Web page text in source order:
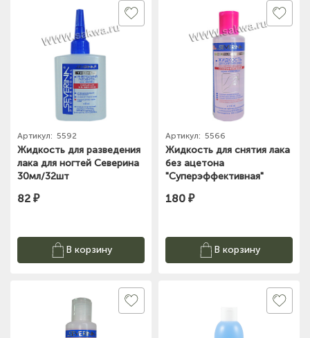
Артикул: 5592
Жидкость для разведения
лака для ногтей Северина
30мл/32шт
82 ₽
В корзину
Артикул: 5566
Жидкость для снятия лака
без ацетона
"Суперэффективная"
180 ₽
В корзину